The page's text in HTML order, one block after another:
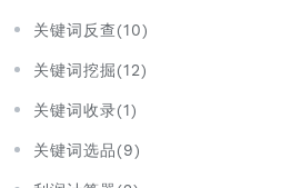
关键词反查(10)
关键词挖掘(12)
关键词收录(1)
关键词选品(9)